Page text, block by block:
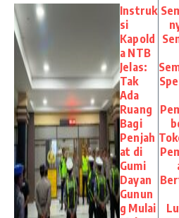
Instruk
si
Kapold
a NTB
Jelas:
Tak
Ada
Ruang
Bagi
Penjah
at di
Gumi
Dayan
Gunun
g Mulai